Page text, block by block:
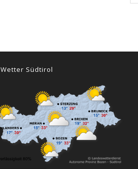
Wetter Südtirol